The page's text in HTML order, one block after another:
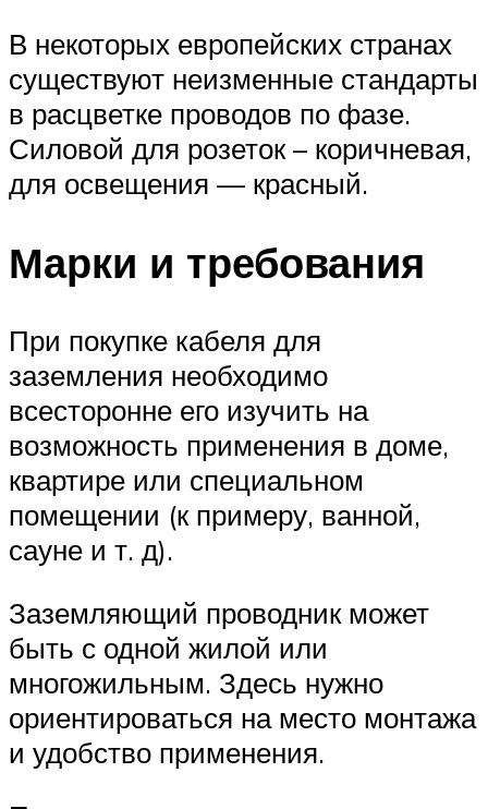
В некоторых европейских странах
существуют неизменные стандарты
в расцветке проводов по фазе.
Силовой для розеток – коричневая,
для освещения — красный.
Марки и требования
При покупке кабеля для
заземления необходимо
всесторонне его изучить на
возможность применения в доме,
квартире или специальном
помещении (к примеру, ванной,
сауне и т. д).
Заземляющий проводник может
быть с одной жилой или
многожильным. Здесь нужно
ориентироваться на место монтажа
и удобство применения.